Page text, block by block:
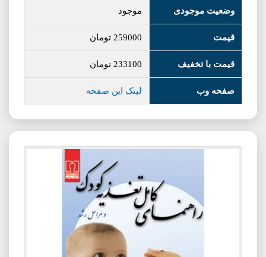
وضعیت موجودی موجود
قیمت 259000 تومان
قیمت با تخفیف 233100 تومان
صفحه وب لینک این صفحه